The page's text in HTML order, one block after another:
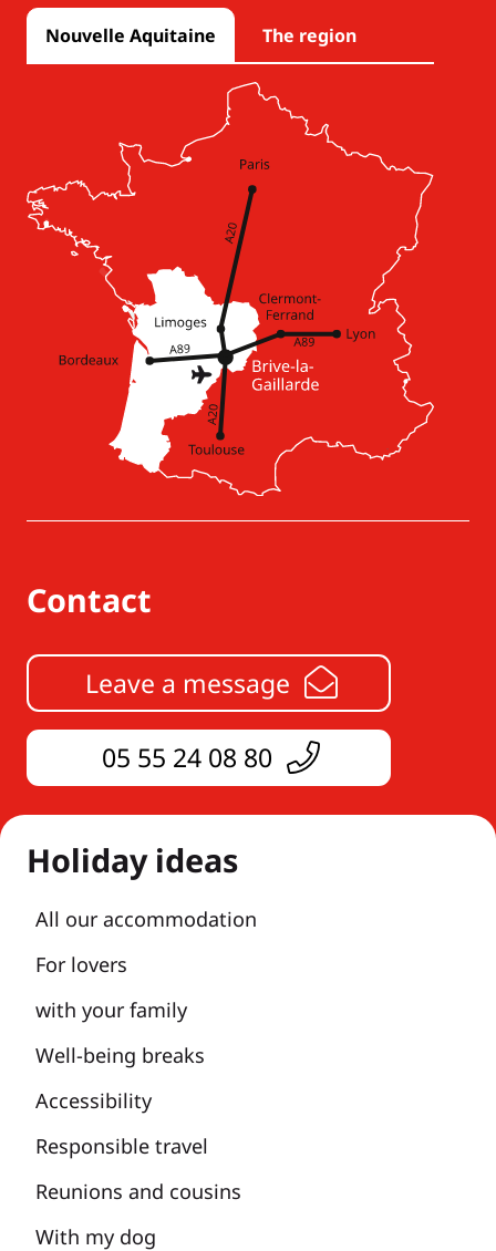
Nouvelle Aquitaine The region
Contact
Leave a message
05 55 24 08 80
Holiday ideas
All our accommodation
For lovers
with your family
Well-being breaks
Accessibility
Responsible travel
Reunions and cousins
With my dog